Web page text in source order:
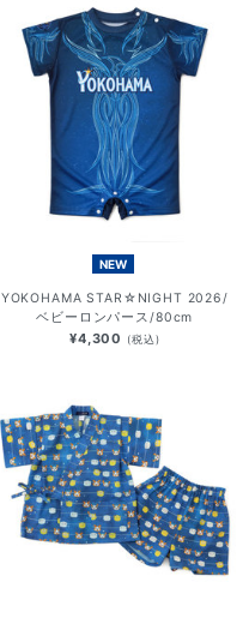
NEW
YOKOHAMA STAR☆NIGHT 2026/
ベビーロンパース/80cm
¥4,300 (税込)